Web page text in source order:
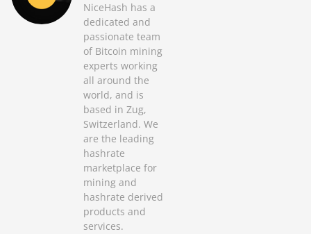
NiceHash has a
dedicated and
passionate team
of Bitcoin mining
experts working
all around the
world, and is
based in Zug,
Switzerland. We
are the leading
hashrate
marketplace for
mining and
hashrate derived
products and
services.